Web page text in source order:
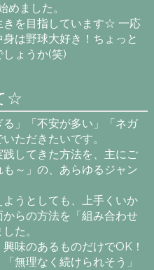
めました。
きを目指しています☆ 一応
は野球大好き！ちょっと
ょうか(笑)
☆
」「不安が多い」「ネガ
ただきたいです。
してきた方法を、主にご
～」の、あらゆるジャン
うとしても、上手くいか
らの方法を「組み合わせ
た。
味のあるものだけでOK！
無理なく続けられそう」